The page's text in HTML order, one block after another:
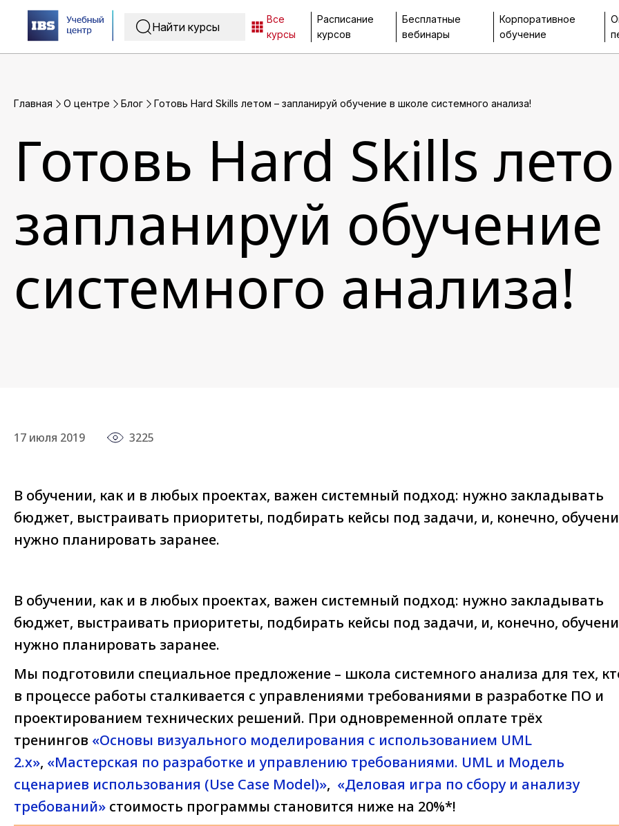
Все
курсы
Расписание
курсов
Бесплатные
вебинары
Корпоративное
обучение
Главная O центре Блог Готовь Hard Skills летом – запланируй обучение в школе системного анализа!
Готовь Hard Skills
запланируй
системного анализа!
17 июля 2019 3225
В обучении, как и в любых проектах, важен системный подход: нужно закладывать
бюджет, выстраивать приоритеты, подбирать кейсы под задачи, и, конечно,
нужно планировать заранее.
В обучении, как и в любых проектах, важен системный подход: нужно закладывать
бюджет, выстраивать приоритеты, подбирать кейсы под задачи, и, конечно,
нужно планировать заранее.
Мы подготовили специальное предложение – школа системного анализа для тех,
в процессе работы сталкивается с управлениями требованиями в разработке ПО и
проектированием технических решений. При одновременной оплате трёх
тренингов «Основы визуального моделирования с использованием UML
2.x», «Мастерская по разработке и управлению требованиями. UML и Модель
сценариев использования (Use Case Model)», «Деловая игра по сбору и анализу
требований» стоимость программы становится ниже на 20%*!